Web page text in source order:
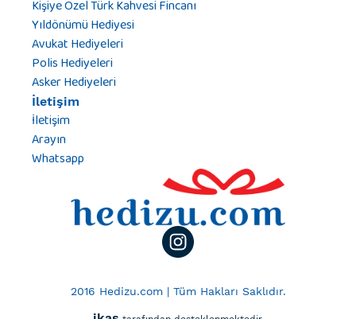
Kişiye Özel Türk Kahvesi Fincanı
Yıldönümü Hediyesi
Avukat Hediyeleri
Polis Hediyeleri
Asker Hediyeleri
İletişim
İletişim
Arayın
Whatsapp
2016 Hedizu.com | Tüm Hakları Saklıdır.